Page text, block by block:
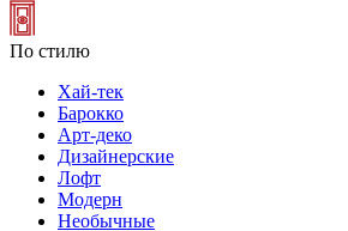
По стилю
Хай-тек
Барокко
Арт-деко
Дизайнерские
Лофт
Модерн
Необычные